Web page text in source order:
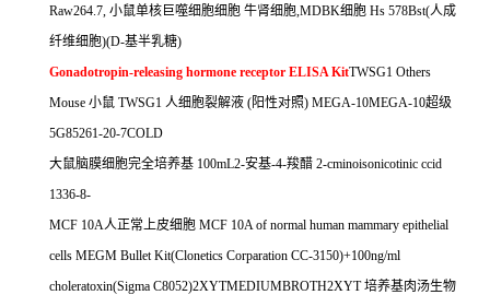
Raw264.7, 小鼠单核巨噬细胞细胞 牛肾细胞,MDBK细胞 Hs 578Bst(人成
纤维细胞)(D-基半乳糖)
Gonadotropin-releasing hormone receptor ELISA KitTWSG1 Others
Mouse 小鼠 TWSG1 人细胞裂解液 (阳性对照) MEGA-10MEGA-10超级
5G85261-20-7COLD
大鼠脑膜细胞完全培养基 100mL2-安基-4-羧醋 2-cminoisonicotinic ccid
1336-8-
MCF 10A人正常上皮细胞 MCF 10A of normal human mammary epithelial
cells MEGM Bullet Kit(Clonetics Corparation CC-3150)+100ng/ml
choleratoxin(Sigma C8052)2XYTMEDIUMBROTH2XYT培养基肉汤生物